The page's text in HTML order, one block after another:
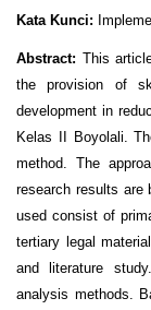
Kata Kunci:
Abstract: This
the provision of
development in
Kelas II Boyolali.
method. The
research results are
used consist of
tertiary legal
and literature
analysis methods.